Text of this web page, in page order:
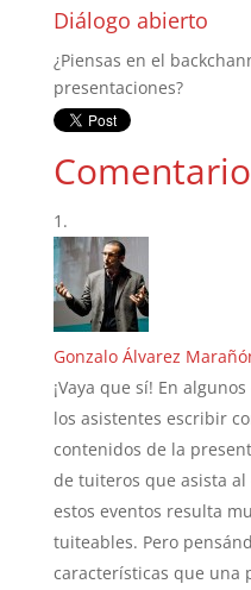
Diálogo abierto
¿Piensas en el
presentaciones?
Gonzalo Álvarez
¡Vaya que sí! En
los asistentes escribir
contenidos de la
de tuiteros que asista al
estos eventos resulta
tuiteables. Pero
características que una